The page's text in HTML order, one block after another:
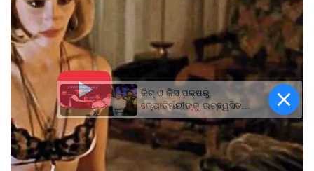
କିଟ୍‍ ଓ କିସ୍‍ ପକ୍ଷରୁ
ଜ୍ୟୋତିର୍ମୟୀଙ୍କୁ ଉଚ୍ଛ୍ୱସିତ
ସମ୍ବର୍ଦ୍ଧନା; ୫ଲକ୍ଷ ଟଙ୍କାର
ପ୍ରୋତ୍ସାହନ ରାଶି ପ୍ରଦାନ